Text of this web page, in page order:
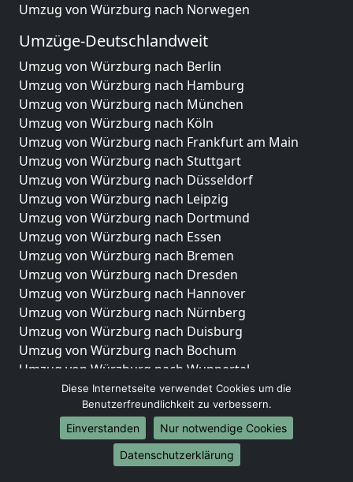
Umzug von Würzburg nach Norwegen
Umzüge-Deutschlandweit
Umzug von Würzburg nach Berlin
Umzug von Würzburg nach Hamburg
Umzug von Würzburg nach München
Umzug von Würzburg nach Köln
Umzug von Würzburg nach Frankfurt am Main
Umzug von Würzburg nach Stuttgart
Umzug von Würzburg nach Düsseldorf
Umzug von Würzburg nach Leipzig
Umzug von Würzburg nach Dortmund
Umzug von Würzburg nach Essen
Umzug von Würzburg nach Bremen
Umzug von Würzburg nach Dresden
Umzug von Würzburg nach Hannover
Umzug von Würzburg nach Nürnberg
Umzug von Würzburg nach Duisburg
Umzug von Würzburg nach Bochum
Umzug von Würzburg nach Wuppertal
Umzug von Würzburg nach Bielefeld
Umzug von Würzburg nach Bonn
Umzug von Würzburg nach Münster
Internationale-Umzüge
Diese Internetseite verwendet Cookies um die
Benutzerfreundlichkeit zu verbessern.
Einverstanden
Nur notwendige Cookies
Datenschutzerklärung